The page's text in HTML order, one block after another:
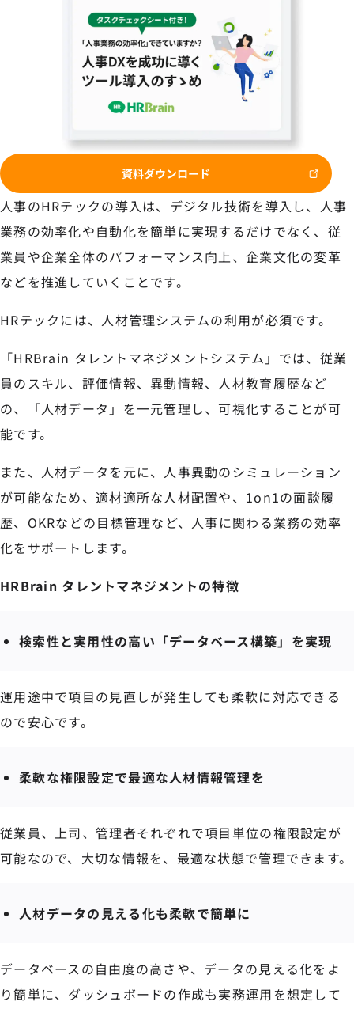
資料ダウンロード
人事のHRテックの導入は、デジタル技術を導入し、人事
業務の効率化や自動化を簡単に実現するだけでなく、従
業員や企業全体のパフォーマンス向上、企業文化の変革
などを推進していくことです。
HRテックには、人材管理システムの利用が必須です。
「HRBrain タレントマネジメントシステム」では、従業
員のスキル、評価情報、異動情報、人材教育履歴など
の、「人材データ」を一元管理し、可視化することが可
能です。
また、人材データを元に、人事異動のシミュレーション
が可能なため、適材適所な人材配置や、1on1の面談履
歴、OKRなどの目標管理など、人事に関わる業務の効率
化をサポートします。
HRBrain タレントマネジメントの特徴
検索性と実用性の高い「データベース構築」を実現
運用途中で項目の見直しが発生しても柔軟に対応できる
ので安心です。
柔軟な権限設定で最適な人材情報管理を
従業員、上司、管理者それぞれで項目単位の権限設定が
可能なので、大切な情報を、最適な状態で管理できます。
人材データの見える化も柔軟で簡単に
データベースの自由度の高さや、データの見える化をよ
り簡単に、ダッシュボードの作成も実務運用を想定して